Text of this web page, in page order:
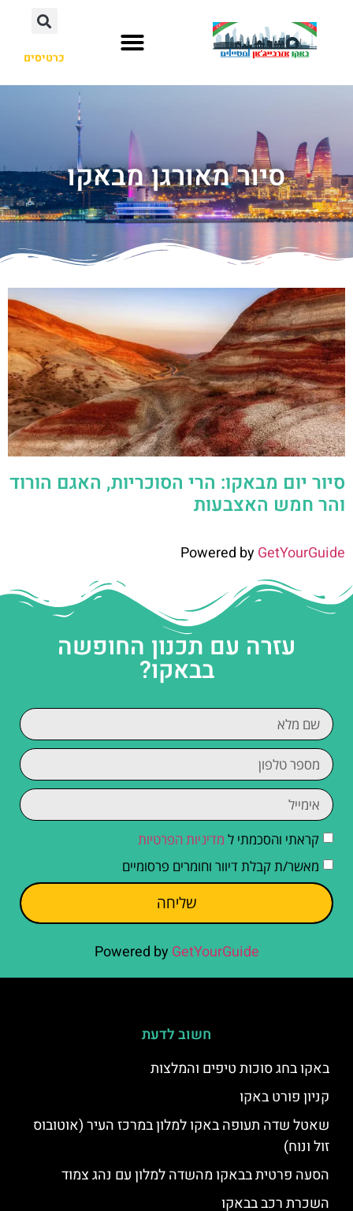
כרטיסים
סיור מאורגן מבאקו
סיור יום מבאקו: הרי הסוכריות, האגם הורוד
והר חמש האצבעות
Powered byGetYourGuide
עזרה עם תכנון החופשה
בבאקו?
קראתי והסכמתי ל מדיניות הפרטיות
מאשר/ת קבלת דיוור וחומרים פרסומיים
שליחה
Powered by GetYourGuide
חשוב לדעת
באקו בחג סוכות טיפים והמלצות
קניון פורט באקו
שאטל שדה תעופה באקו למלון במרכז העיר (אוטובוס
זול ונוח)
הסעה פרטית בבאקו מהשדה למלון עם נהג צמוד
השכרת רכב בבאקו